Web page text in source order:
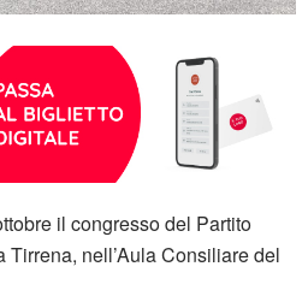
il congresso del Partito
nell’Aula Consiliare del